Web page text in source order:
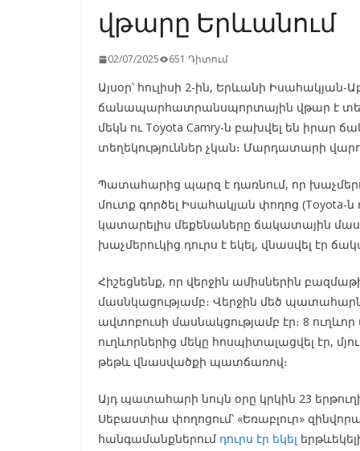
վթարը Երևանում
02/07/2025 651 Դիտում
Այսօր՝ հուլիսի 2-ին, Երևանի Իսահակյան-
ճանապարհատրանսպորտային վթար է տեղի
մեկն ու Toyota Camry-ն բախվել են իրար
տեղեկություններ չկան։ Մարդատարի
Պատահարից պարզ է դառնում, որ
մուտք գործել Իսահակյան փողոց
կատարելիս մեքենաները ճակատային
խաչմերուկից դուրս է եկել, վնասվել էր
Հիշեցնենք, որ վերջին ամիսներին
մասնկացությամբ։ Վերջին մեծ
ավտոբուսի մասնակցությամբ էր։ 8
ուղևորներից մեկը հոսպիտալացվել էր,
թեթև վնասվածքի պատճառով։
Այդ պատահարի նույն օրը կրկին 23
Սեբաստիա փողոցում՝ «Եռաբլուր»
հանգամանքներում դուրս էր եկել